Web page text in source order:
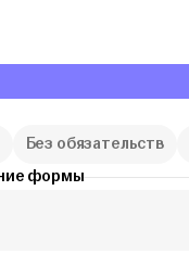
Без обязательств
формы